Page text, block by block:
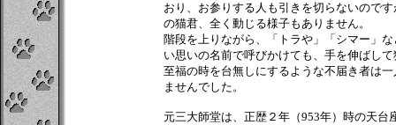
おり、お参りする人も引きを切らないので
の猫君、全く動じる様子もありません。
階段を上りながら、「トラや」「シマー」
い思いの名前で呼びかけても、手を伸ばし
至福の時を台無しにするような不届き者は一
ませんでした。
元三大師堂は、正歴２年（953年）時の天台